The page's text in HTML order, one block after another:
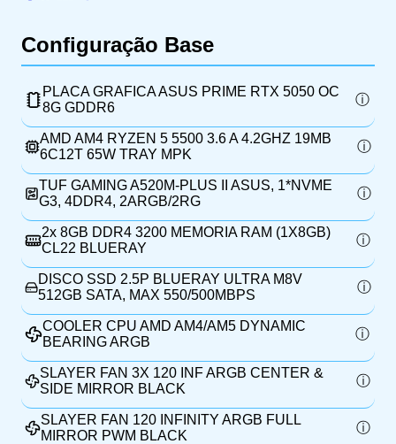
Configuração Base
PLACA GRAFICA ASUS PRIME RTX 5050 OC
8G GDDR6
AMD AM4 RYZEN 5 5500 3.6 A 4.2GHZ 19MB
6C12T 65W TRAY MPK
TUF GAMING A520M-PLUS II ASUS, 1*NVME
G3, 4DDR4, 2ARGB/2RG
2x 8GB DDR4 3200 MEMORIA RAM (1X8GB)
CL22 BLUERAY
DISCO SSD 2.5P BLUERAY ULTRA M8V
512GB SATA, MAX 550/500MBPS
COOLER CPU AMD AM4/AM5 DYNAMIC
BEARING ARGB
SLAYER FAN 3X 120 INF ARGB CENTER &
SIDE MIRROR BLACK
SLAYER FAN 120 INFINITY ARGB FULL
MIRROR PWM BLACK